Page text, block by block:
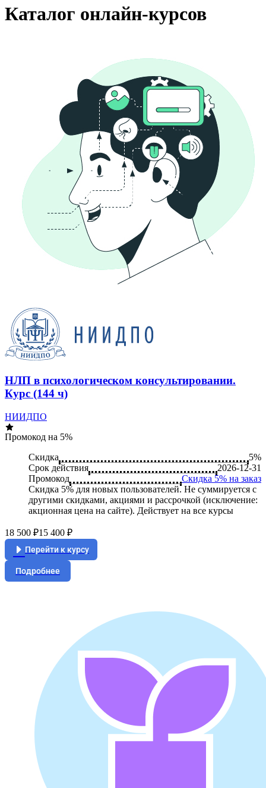
Каталог онлайн-курсов
НЛП в психологическом консультировании.
Курс (144 ч)
НИИДПО
Промокод на 5%
Скидка
5%
Срок действия
2026-12-31
Промокод
Скидка 5% на заказ
Скидка 5% для новых пользователей. Не суммируется c
другими скидками, акциями и рассрочкой (исключение:
акционная цена на сайте). Действует на все курсы
18 500 ₽15 400 ₽
Перейти к курсу
Подробнее